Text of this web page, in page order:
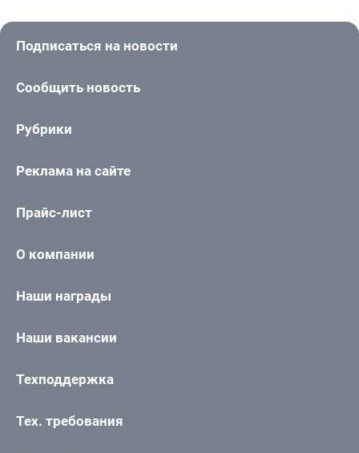
Подписаться на новости
Сообщить новость
Рубрики
Реклама на сайте
Прайс-лист
О компании
Наши награды
Наши вакансии
Техподдержка
Тех. требования